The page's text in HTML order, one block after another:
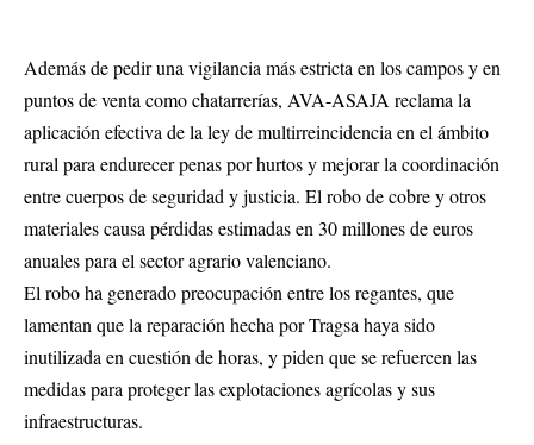
Además de pedir una vigilancia más estricta en los campos y en
puntos de venta como chatarrerías, AVA-ASAJA reclama la
aplicación efectiva de la ley de multirreincidencia en el ámbito
rural para endurecer penas por hurtos y mejorar la coordinación
entre cuerpos de seguridad y justicia. El robo de cobre y otros
materiales causa pérdidas estimadas en 30 millones de euros
anuales para el sector agrario valenciano.
El robo ha generado preocupación entre los regantes, que
lamentan que la reparación hecha por Tragsa haya sido
inutilizada en cuestión de horas, y piden que se refuercen las
medidas para proteger las explotaciones agrícolas y sus
infraestructuras.